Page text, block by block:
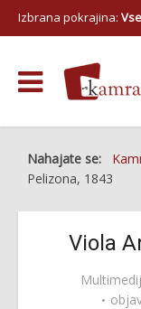
Izbrana pokrajina:
Nahajate se:
Pelizona, 1843
Viola